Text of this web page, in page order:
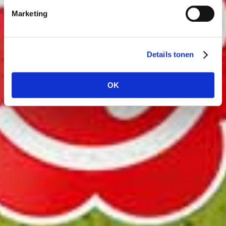
Marketing
Details tonen
OK